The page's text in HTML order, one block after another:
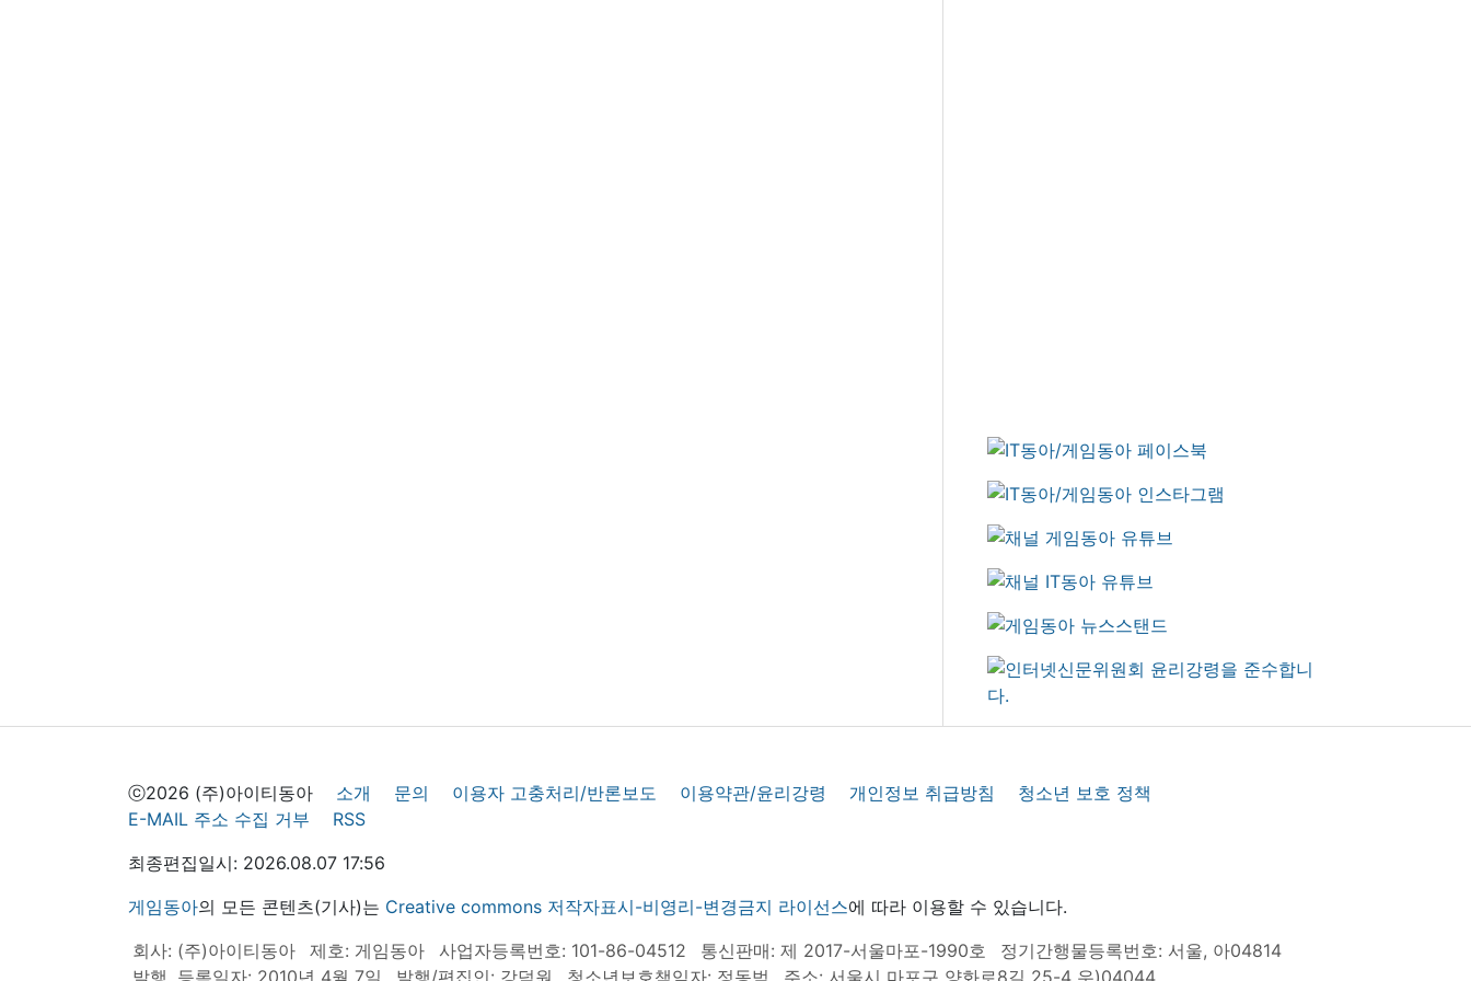
ⓒ2026 (주)아이티동아 소개 문의 이용자 고충처리/반론보도 이용약관/윤리강령 개인정보 취급방침
청소년 보호 정책
E-MAIL 주소 수집 거부
RSS
최종편집일시: 2026.08.07 17:56
게임동아의 모든 콘텐츠(기사)는 Creative commons 저작자표시-비영리-변경금지 라이선스에 따라 이용할 수 있습니다.
회사: (주)아이티동아
제호: 게임동아 사업자등록번호: 101-86-04512 통신판매: 제 2017-서울마포-1990호
정기간행물등록번호: 서울, 아04814
발행, 등록일자: 2010년 4월 7일
발행/편집인: 강덕원 청소년보호책임자: 정동범 주소: 서울시 마포구 양화로8길 25-4 우)04044